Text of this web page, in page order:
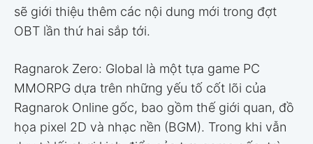
sẽ giới thiệu thêm các nội dung mới trong đợt
OBT lần thứ hai sắp tới.
Ragnarok Zero: Global là một tựa game PC
MMORPG dựa trên những yếu tố cốt lõi của
Ragnarok Online gốc, bao gồm thế giới quan, đồ
họa pixel 2D và nhạc nền (BGM). Trong khi vẫn